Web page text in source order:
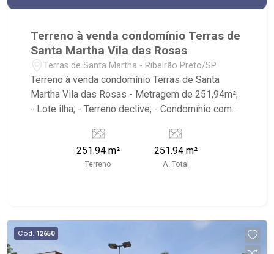
Terreno à venda condomínio Terras de
Santa Martha Vila das Rosas
Terras de Santa Martha - Ribeirão Preto/SP
Terreno à venda condomínio Terras de Santa
Martha Vila das Rosas - Metragem de 251,94m²;
- Lote ilha; - Terreno declive; - Condomínio com
Rodovia Antonio Machado Santana, Taiwan
251.94 m²
Terreno
251.94 m²
A. Total
Cód. 12650